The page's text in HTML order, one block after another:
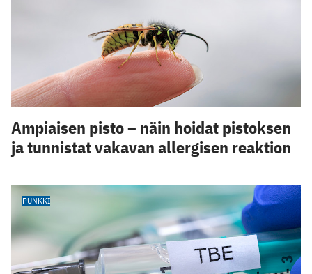
Ampiaisen pisto – näin hoidat pistoksen
ja tunnistat vakavan allergisen reaktion
PUNKKI